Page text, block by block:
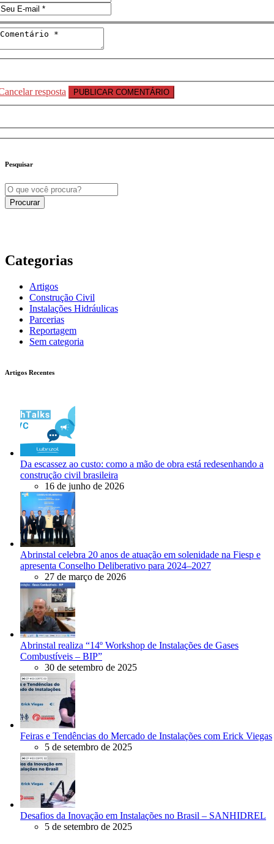
resposta
Pesquisar
Categorias
Artigos
Construção Civil
Instalações Hidráulicas
Parcerias
Reportagem
Sem categoria
Artigos Recentes
Da escassez ao custo: como a mão de obra está redesenhando a
construção civil brasileira
16 de junho de 2026
Abrinstal celebra 20 anos de atuação em solenidade na Fiesp e
apresenta Conselho Deliberativo para 2024–2027
27 de março de 2026
Abrinstal realiza “14º Workshop de Instalações de Gases
Combustíveis – BIP”
30 de setembro de 2025
Feiras e Tendências do Mercado de Instalações com Erick Viegas
5 de setembro de 2025
Desafios da Inovação em Instalações no Brasil – SANHIDREL
5 de setembro de 2025